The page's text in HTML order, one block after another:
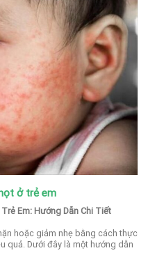
ở trẻ em
Em: Hướng Dẫn Chi Tiết
hoặc giảm nhẹ bằng cách thực
quả. Dưới đây là một hướng dẫn